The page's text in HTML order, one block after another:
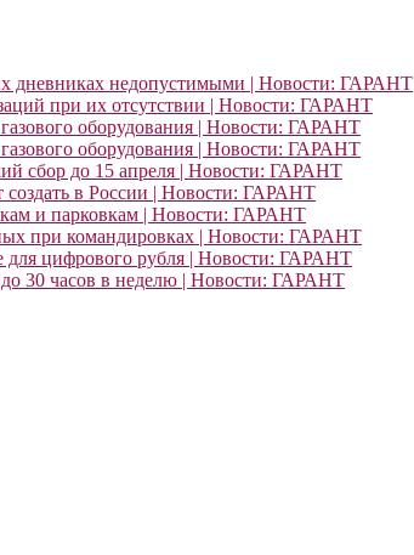
дневниках недопустимыми | Новости: ГАРАНТ
при их отсутствии | Новости: ГАРАНТ
газового оборудования | Новости: ГАРАНТ
газового оборудования | Новости: ГАРАНТ
сбор до 15 апреля | Новости: ГАРАНТ
в России | Новости: ГАРАНТ
и парковкам | Новости: ГАРАНТ
при командировках | Новости: ГАРАНТ
для цифрового рубля | Новости: ГАРАНТ
до 30 часов в неделю | Новости: ГАРАНТ